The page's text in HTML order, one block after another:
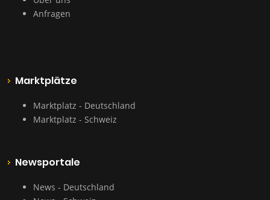
Anfragen
Marktplätze
Marktplatz - Deutschland
Marktplatz - Schweiz
Newsportale
News - Deutschland